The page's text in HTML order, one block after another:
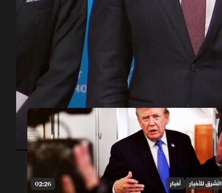
00:12 16:58
02:26 الشرق للأخبار أخبار